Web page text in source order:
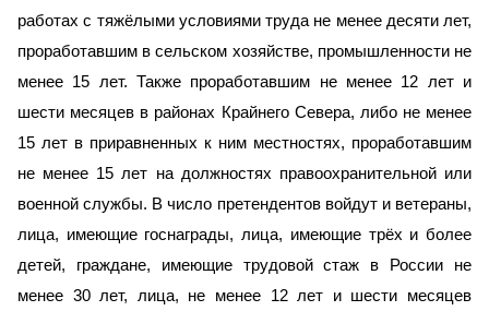
работах с тяжёлыми условиями труда не менее десяти лет,
проработавшим в сельском хозяйстве, промышленности не
менее 15 лет. Также проработавшим не менее 12 лет и
шести месяцев в районах Крайнего Севера, либо не менее
15 лет в приравненных к ним местностях, проработавшим
не менее 15 лет на должностях правоохранительной или
военной службы. В число претендентов войдут иветераны,
лица, имеющиегоснаграды, лица, имеющиетрёх и более
детей, граждане, имеющиетрудовой стаж в России не
менее 30 лет, лица, не менее 12 лет и шести месяцев